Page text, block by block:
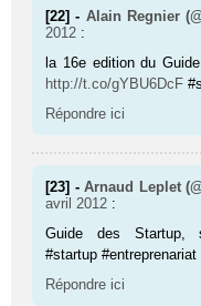
[22] - Alain Regnier
2012 :
la 16e edition du
http://t.co/gYBU6DcF
Répondre ici
[23] -Arnaud Leplet
avril 2012 :
Guide des Startup,
#startup
Répondre ici